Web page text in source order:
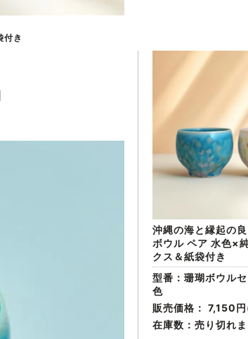
き
沖縄の海と縁起の
ボウル ペア 水色×
クス＆紙袋付き
型番：珊瑚ボウル
色
販売価格： 7,150
在庫数：売り切れ